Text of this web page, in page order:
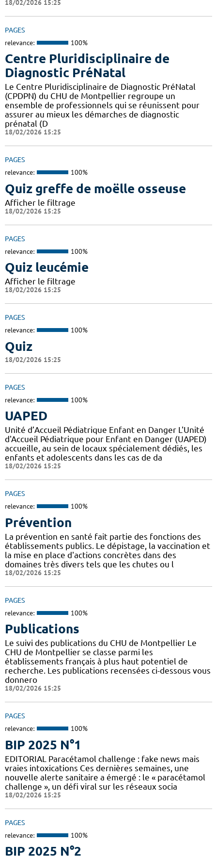
18/02/2026 15:25
PAGES
relevance: 100%
Centre Pluridisciplinaire de
Diagnostic PréNatal
Le Centre Pluridisciplinaire de Diagnostic PréNatal
(CPDPN) du CHU de Montpellier regroupe un
ensemble de professionnels qui se réunissent pour
assurer au mieux les démarches de diagnostic
prénatal (D
18/02/2026 15:25
PAGES
relevance: 100%
Quiz greffe de moëlle osseuse
Afficher le filtrage
18/02/2026 15:25
PAGES
relevance: 100%
Quiz leucémie
Afficher le filtrage
18/02/2026 15:25
PAGES
relevance: 100%
Quiz
18/02/2026 15:25
PAGES
relevance: 100%
UAPED
Unité d’Accueil Pédiatrique Enfant en Danger L'Unité
d'Accueil Pédiatrique pour Enfant en Danger (UAPED)
accueille, au sein de locaux spécialement dédiés, les
enfants et adolescents dans les cas de da
18/02/2026 15:25
PAGES
relevance: 100%
Prévention
La prévention en santé fait partie des fonctions des
établissements publics. Le dépistage, la vaccination et
la mise en place d'actions concrètes dans des
domaines très divers tels que les chutes ou l
18/02/2026 15:25
PAGES
relevance: 100%
Publications
Le suivi des publications du CHU de Montpellier Le
CHU de Montpellier se classe parmi les
établissements français à plus haut potentiel de
recherche. Les publications recensées ci-dessous vous
donnero
18/02/2026 15:25
PAGES
relevance: 100%
BIP 2025 N°1
EDITORIAL Paracétamol challenge : fake news mais
vraies intoxications Ces dernières semaines, une
nouvelle alerte sanitaire a émergé : le « paracétamol
challenge », un défi viral sur les réseaux socia
18/02/2026 15:25
PAGES
relevance: 100%
BIP 2025 N°2